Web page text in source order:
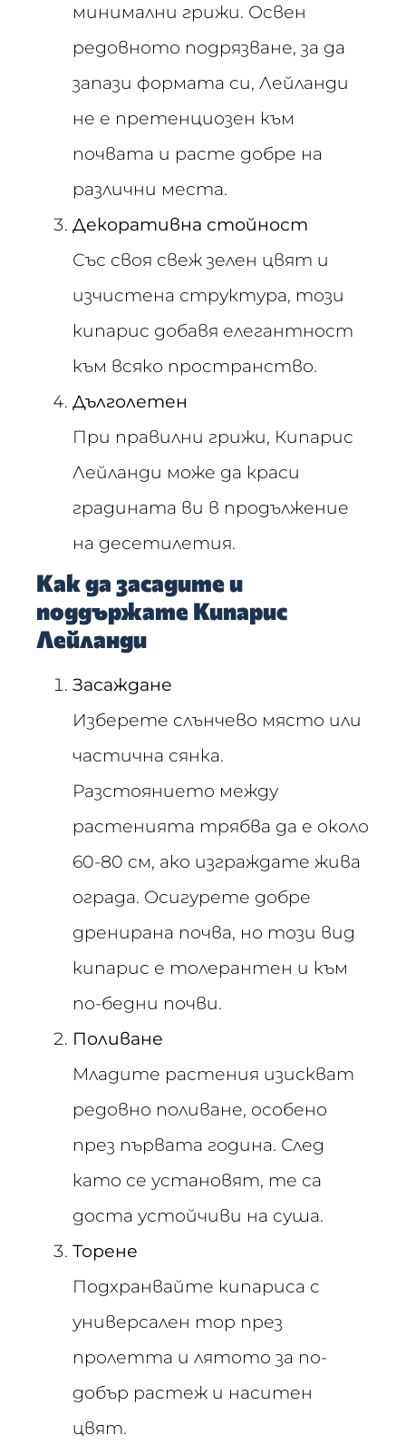
минимални грижи. Освен
редовното подрязване, за да
запази формата си, Лейланди
не е претенциозен към
почвата и расте добре на
различни места.
Декоративна стойност
Със своя свеж зелен цвят и
изчистена структура, този
кипарис добавя елегантност
към всяко пространство.
Дълголетен
При правилни грижи, Кипарис
Лейланди може да краси
градината ви в продължение
на десетилетия.
Как да засадите и
поддържате Кипарис
Лейланди
Засаждане
Изберете слънчево място или
частична сянка.
Разстоянието между
растенията трябва да е около
60-80 см, ако изграждате жива
ограда. Осигурете добре
дренирана почва, но този вид
кипарис е толерантен и към
по-бедни почви.
Поливане
Младите растения изискват
редовно поливане, особено
през първата година. След
като се установят, те са
доста устойчиви на суша.
Торене
Подхранвайте кипариса с
универсален тор през
пролетта и лятото за по-
добър растеж и наситен
цвят.